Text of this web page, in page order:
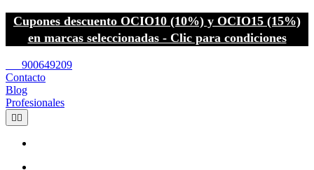
Cupones descuento OCIO10 (10%) y OCIO15 (15%)
en marcas seleccionadas - Clic para condiciones
900649209
Contacto
Blog
Profesionales
 